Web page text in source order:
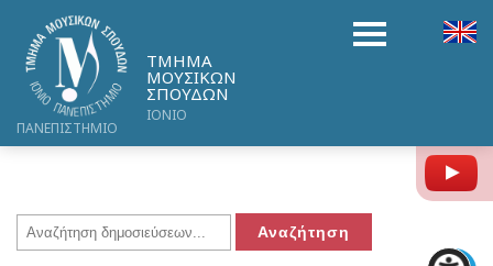
ΤΜΗΜΑ
ΜΟΥΣΙΚΩΝ
ΣΠΟΥΔΩΝ
ΙΟΝΙΟ
ΠΑΝΕΠΙΣΤΗΜΙΟ